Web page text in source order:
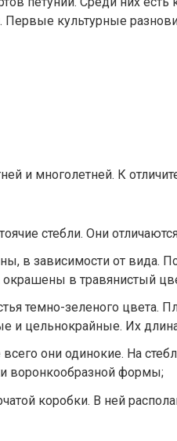
Первые культурные
и многолетней. К
стебли. Они
в зависимости от вида.
в травянистый
темно-зеленого цвета.
и цельнокрайные. Их
они одинокие. На
воронкообразной формы;
коробки. В ней